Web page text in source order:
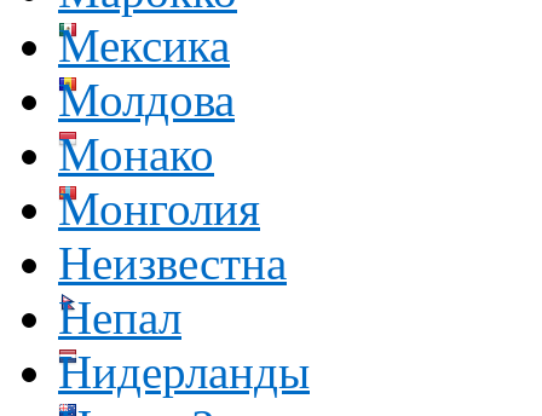
Мексика
Молдова
Монако
Монголия
Неизвестна
Непал
Нидерланды